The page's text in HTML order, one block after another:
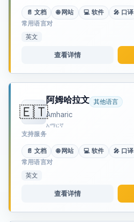
📄 文档 🌐 网站 💻 软件 🎤 口译
常用语言对
英文
查看详情
🇪🇹
阿姆哈拉文 其他语言
Amharic
አማርኛ
支持服务
📄 文档 🌐 网站 💻 软件 🎤 口译
常用语言对
英文
查看详情